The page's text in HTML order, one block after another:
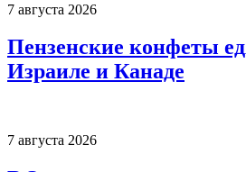
7 августа 2026
Пензенские конфеты
Израиле и Канаде
7 августа 2026